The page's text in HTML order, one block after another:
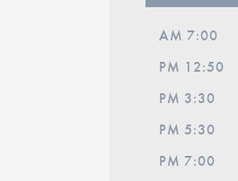
AM 7:00
PM 12:50
PM 3:30
PM 5:30
PM 7:00